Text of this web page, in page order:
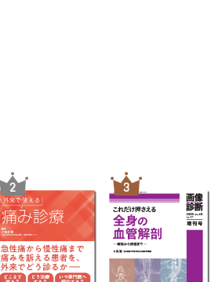
2 3